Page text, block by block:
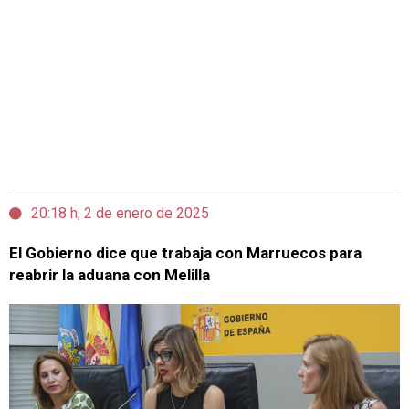
20:18 h, 2 de enero de 2025
El Gobierno dice que trabaja con Marruecos para
reabrir la aduana con Melilla